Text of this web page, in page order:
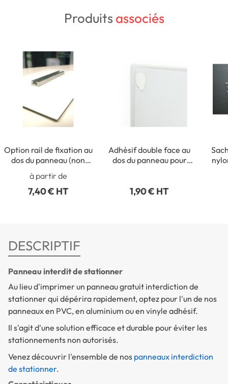
Produitsassociés
Option rail de fixation au
dos du panneau (non
à partir de
7,40 € HT
Adhésif double face au
dos du panneau pour
1,90 € HT
DESCRIPTIF
Panneau interdit de stationner
Au lieu d'imprimer un panneau gratuit interdiction de
stationner qui dépérira rapidement, optez pour l'un de nos
panneaux en PVC, en aluminium ou en vinyle adhésif.
Il s'agit d'une solution efficace et durable pour éviter les
stationnements non autorisés.
Venez découvrir l'ensemble de nos panneaux interdiction
de stationner.